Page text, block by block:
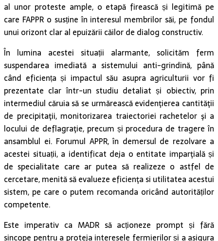
al unor proteste ample, o etapă firească și legitimă pe
care FAPPR o susține în interesul membrilor săi, pe fondul
unui orizont clar al epuizării căilor de dialog constructiv.
În lumina acestei situații alarmante, solicităm ferm
suspendarea imediată a sistemului anti-grindină, până
când eficiența și impactul său asupra agriculturii vor fi
prezentate clar într-un studiu detaliat și obiectiv, prin
intermediul căruia să se urmărească evidenţierea cantităţii
de precipitaţii, monitorizarea traiectoriei rachetelor şi a
locului de deflagraţie, precum și procedura de tragere în
ansamblul ei. Forumul APPR, în demersul de rezolvare a
acestei situații, a identificat deja o entitate imparţială și
de specialitate care ar putea să realizeze o astfel de
cercetare, menită să evalueze eficienţa si utilitatea acestui
sistem, pe care o putem recomanda oricând autorităților
competente.
Este imperativ ca MADR să acționeze prompt și fără
sincope pentru a proteja interesele fermierilor și a asigura